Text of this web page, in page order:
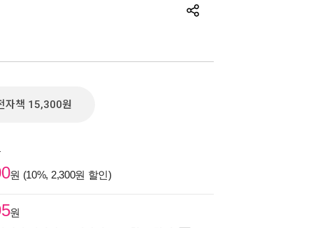
자책 15,300원
원 (10%, 2,300원 할인)
원